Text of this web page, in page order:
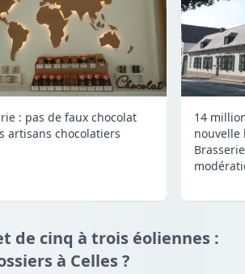
: pas de faux chocolat
artisans chocolatiers
14
nouvelle
de cinq à trois éoliennes :
à Celles ?